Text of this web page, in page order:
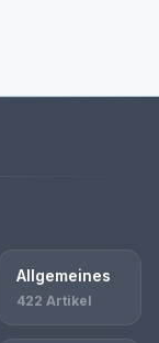
Allgemeines
422 Artikel